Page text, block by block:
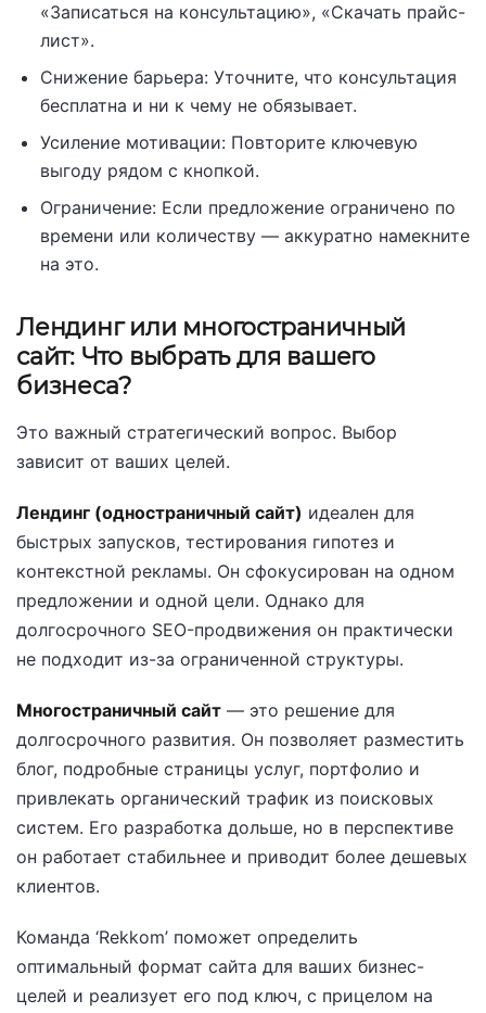
«Записаться на консультацию», «Скачать прайс-
лист».
Снижение барьера: Уточните, что консультация
бесплатна и ни к чему не обязывает.
Усиление мотивации: Повторите ключевую
выгоду рядом с кнопкой.
Ограничение: Если предложение ограничено по
времени или количеству — аккуратно намекните
на это.
Лендинг или многостраничный
сайт: Что выбрать для вашего
бизнеса?
Это важный стратегический вопрос. Выбор
зависит от ваших целей.
Лендинг (одностраничный сайт) идеален для
быстрых запусков, тестирования гипотез и
контекстной рекламы. Он сфокусирован на одном
предложении и одной цели. Однако для
долгосрочного SEO-продвижения он практически
не подходит из-за ограниченной структуры.
Многостраничный сайт — это решение для
долгосрочного развития. Он позволяет разместить
блог, подробные страницы услуг, портфолио и
привлекать органический трафик из поисковых
систем. Его разработка дольше, но в перспективе
он работает стабильнее и приводит более дешевых
клиентов.
Команда ‘Rekkom’ поможет определить
оптимальный формат сайта для ваших бизнес-
целей и реализует его под ключ, с прицелом на